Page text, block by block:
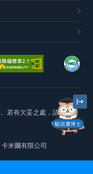
貓頭鷹博士
若有欠妥之處，請隨時與
卡米爾有限公司